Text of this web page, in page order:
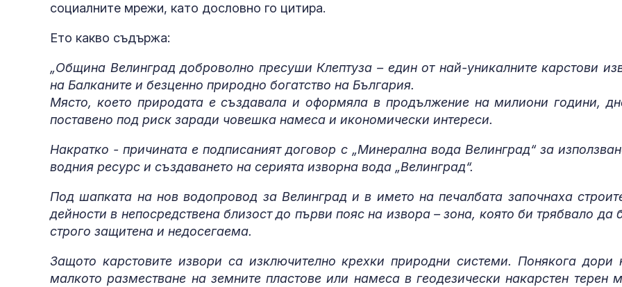
социалните мрежи, като дословно го цитира.
Ето какво съдържа:
„Община Велинград доброволно пресуши Клептуза – един от най-уникалните карстови
на Балканите и безценно природно богатство на България.
Място, което природата е създавала и оформяла в продължение на милиони години,
поставено под риск заради човешка намеса и икономически интереси.
Накратко - причината е подписаният договор с „Минерална вода Велинград“ за
водния ресурс и създаването на серията изворна вода „Велинград“.
Под шапката на нов водопровод за Велинград и в името на печалбата започнаха
дейности в непосредствена близост до първи пояс на извора – зона, която би трябвало да
строго защитена и недосегаема.
Защото карстовите извори са изключително крехки природни системи. Понякога дори
малкото разместване на земните пластове или намеса в геодезически накарстен терен
на морската
посоки
на пенсиите